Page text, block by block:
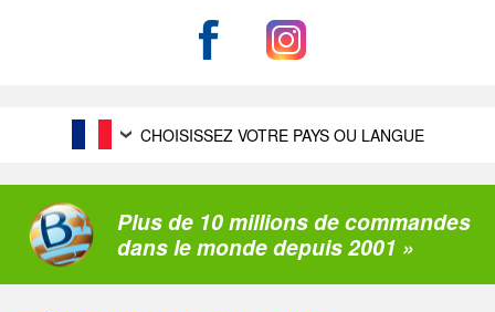
CHOISISSEZ VOTRE PAYS OU LANGUE
Plus de 10 millions de commandes
dans le monde depuis 2001 »